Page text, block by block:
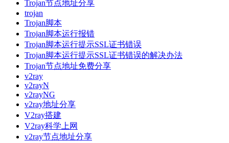
Trojan节点地址分享
trojan
Trojan脚本
Trojan脚本运行报错
Trojan脚本运行提示SSL证书错误
Trojan脚本运行提示SSL证书错误的解决办法
Trojan节点地址免费分享
v2ray
v2rayN
v2rayNG
v2ray地址分享
V2ray搭建
V2ray科学上网
v2ray节点地址分享